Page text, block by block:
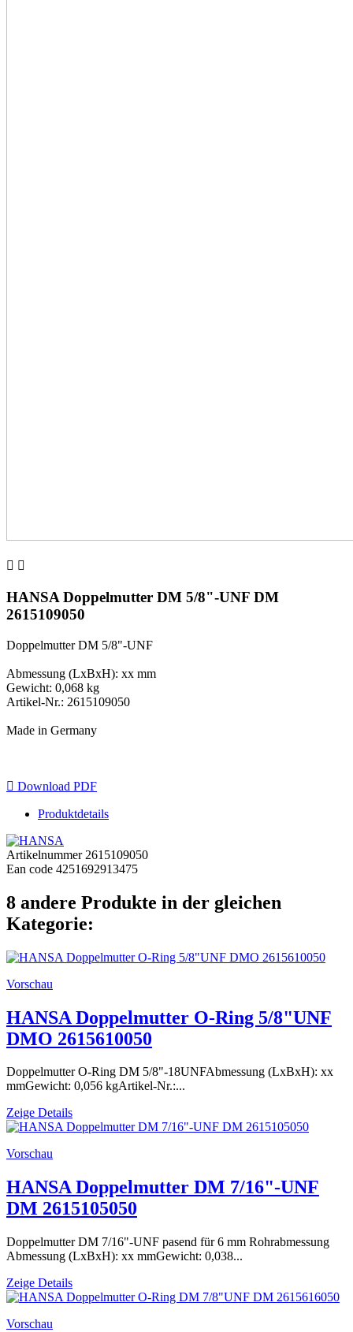
 
HANSA Doppelmutter DM 5/8"-UNF DM
2615109050
Doppelmutter DM 5/8"-UNF
Abmessung (LxBxH): xx mm
Gewicht: 0,068 kg
Artikel-Nr.: 2615109050
Made in Germany
 Download PDF
Produktdetails
Artikelnummer 2615109050
Ean code 4251692913475
8 andere Produkte in der gleichen
Kategorie:
Vorschau
HANSA Doppelmutter O-Ring 5/8"UNF
DMO 2615610050
Doppelmutter O-Ring DM 5/8"-18UNFAbmessung (LxBxH): xx
mmGewicht: 0,056 kgArtikel-Nr.:...
Zeige Details
Vorschau
HANSA Doppelmutter DM 7/16"-UNF
DM 2615105050
Doppelmutter DM 7/16"-UNF pasend für 6 mm Rohrabmessung
Abmessung (LxBxH): xx mmGewicht: 0,038...
Zeige Details
Vorschau